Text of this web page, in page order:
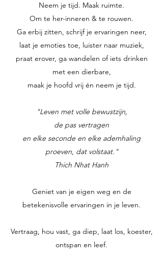
Neem je tijd. Maak ruimte.
Om te her-inneren & te rouwen.
Ga erbij zitten, schrijf je ervaringen neer,
laat je emoties toe, luister naar muziek,
praat erover, ga wandelen of iets drinken
met een dierbare,
maak je hoofd vrij én neem je tijd.
"Leven met volle bewustzijn,
de pas vertragen
en elke seconde en elke ademhaling
proeven, dat volstaat."
Thich Nhat Hanh
Geniet van je eigen weg en de
betekenisvolle ervaringen in je leven.
Vertraag, hou vast, ga diep, laat los, koester,
ontspan en leef.